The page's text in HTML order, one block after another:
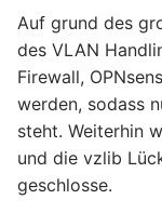
Auf grund des
des VLAN
Firewall,
werden, sodass
steht. Weiterhin
und die vzlib
geschlosse.